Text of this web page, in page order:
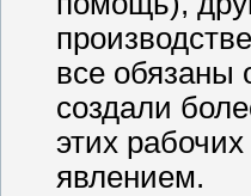
все обязаны
создали
этих
явлением.